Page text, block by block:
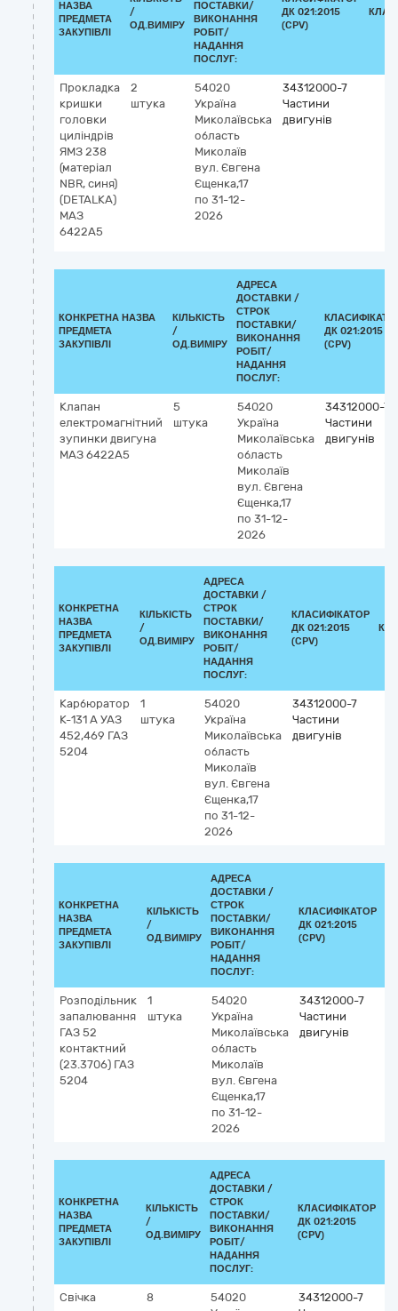
НАЗВА
ПРЕДМЕТА
ЗАКУПІВЛІ
/
ОД.ВИМІРУ
ПОСТАВКИ/
ВИКОНАННЯ
РОБІТ/
НАДАННЯ
ПОСЛУГ:
ДК 021:2015
(CPV)
Прокладка
кришки
головки
циліндрів
ЯМЗ 238
(матеріал
NBR, синя)
(DETALKA)
МАЗ
6422А5
2
штука
54020
Україна
Миколаївська
область
Миколаїв
вул. Євгена
Єщенка,17
по 31-12-
2026
34312000-7
Частини
двигунів
КОНКРЕТНА НАЗВА
ПРЕДМЕТА
ЗАКУПІВЛІ
КІЛЬКІСТЬ
/
ОД.ВИМІРУ
АДРЕСА
ДОСТАВКИ /
СТРОК
ПОСТАВКИ/
ВИКОНАННЯ
РОБІТ/
НАДАННЯ
ПОСЛУГ:
ДК 021:2015
(CPV)
Клапан
електромагнітний
зупинки двигуна
МАЗ 6422А5
5
штука
54020
Україна
Миколаївська
область
Миколаїв
вул. Євгена
Єщенка,17
по 31-12-
2026
34312000-7
Частини
двигунів
КОНКРЕТНА
НАЗВА
ПРЕДМЕТА
ЗАКУПІВЛІ
КІЛЬКІСТЬ
/
ОД.ВИМІРУ
АДРЕСА
ДОСТАВКИ /
СТРОК
ПОСТАВКИ/
ВИКОНАННЯ
РОБІТ/
НАДАННЯ
ПОСЛУГ:
КЛАСИФІКАТОР
ДК 021:2015
(CPV)
Карбюратор
К-131 А УАЗ
452,469 ГАЗ
5204
1
штука
54020
Україна
Миколаївська
область
Миколаїв
вул. Євгена
Єщенка,17
по 31-12-
2026
34312000-7
Частини
двигунів
КОНКРЕТНА
НАЗВА
ПРЕДМЕТА
ЗАКУПІВЛІ
КІЛЬКІСТЬ
/
ОД.ВИМІРУ
АДРЕСА
ДОСТАВКИ /
СТРОК
ПОСТАВКИ/
ВИКОНАННЯ
РОБІТ/
НАДАННЯ
ПОСЛУГ:
КЛАСИФІКАТОР
ДК 021:2015
(CPV)
Розподільник
запалювання
ГАЗ 52
контактний
(23.3706) ГАЗ
5204
1
штука
54020
Україна
Миколаївська
область
Миколаїв
вул. Євгена
Єщенка,17
по 31-12-
2026
34312000-7
Частини
двигунів
КОНКРЕТНА
НАЗВА
ПРЕДМЕТА
ЗАКУПІВЛІ
КІЛЬКІСТЬ
/
ОД.ВИМІРУ
АДРЕСА
ДОСТАВКИ /
СТРОК
ПОСТАВКИ/
ВИКОНАННЯ
РОБІТ/
НАДАННЯ
ПОСЛУГ:
КЛАСИФІКАТОР
ДК 021:2015
(CPV)
Свічка
8
54020
34312000-7